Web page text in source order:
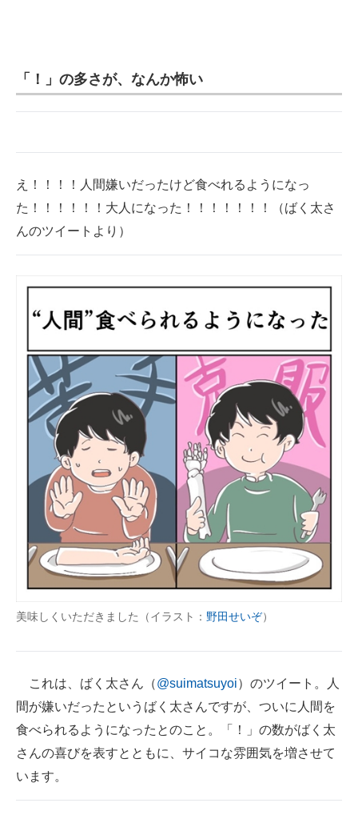
IT製品の技術・比較・事例
モノづくり技術者専門サイト
エレクトロニクス専門サイト
エネルギーの専門メディア
建設×テクノロジーの最前線
ちょっと気になるネットの話題
「！」の多さが、なんか怖い
え！！！！人間嫌いだったけど食べれるようになっ
た！！！！！！大人になった！！！！！！！（ばく太さ
んのツイートより）
美味しくいただきました（イラスト： 野田せいぞ）
これは、ばく太さん（@suimatsuyoi）のツイート。人
間が嫌いだったというばく太さんですが、ついに人間を
食べられるようになったとのこと。「！」の数がばく太
さんの喜びを表すとともに、サイコな雰囲気を増させて
います。